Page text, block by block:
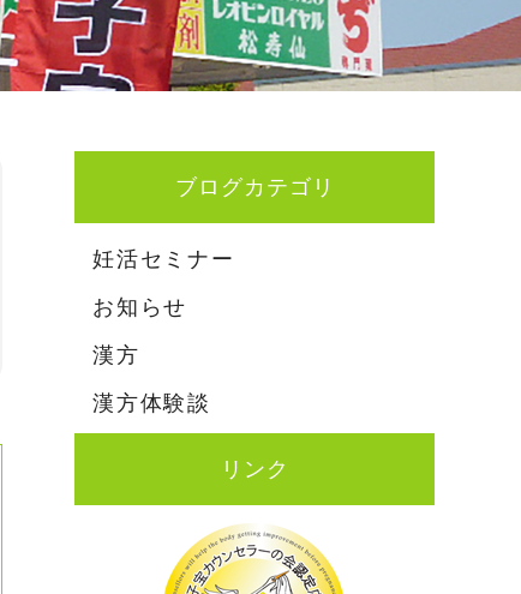
ブログカテゴリ
妊活セミナー
お知らせ
漢方
漢方体験談
リンク